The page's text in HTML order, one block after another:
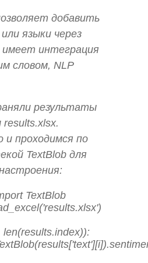
добавить
языки через
интеграция
словом, NLP
результаты
и проходимся по
TextBlob для
TextBlob
len(results.index)):